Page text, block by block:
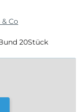
Co
20Stück